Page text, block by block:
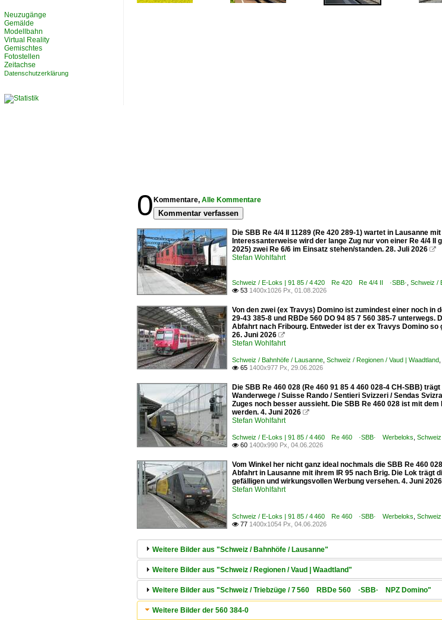
0 Kommentare, Alle Kommentare
Kommentar verfassen
Die SBB Re 4/4 II 11289 (Re 420 289-1) wartet in Lausanne
Interessanterweise wird der lange Zug nur von einer Re 4/4
2025) zwei Re 6/6 im Einsatz stehen/standen. 28. Juli 2026 
Stefan Wohlfahrt
Schweiz / E-Loks | 91 85 / 4 420 Re 420 Re 4/4 II ·SBB· Schweiz /
 53 1400x1026 Px, 01.08.2026
Von den zwei (ex Travys) Domino ist zumindest einer noch in
29-43 385-8 und RBDe 560 DO 94 85 7 560 385-7
Abfahrt nach Fribourg. Entweder ist der ex Travys Domino
26. Juni 2026 
Stefan Wohlfahrt
Schweiz / Bahnhöfe / Lausanne Schweiz / Regionen / Vaud | Waadtland
 65 1400x977 Px, 29.06.2026
Die SBB Re 460 028 (Re 460 91 85 4 460 028-4 CH-SBB)
Wanderwege / Suisse Rando / Sentieri Svizzeri / Sendas
Zuges noch besser aussieht. Die SBB Re 460 028 ist mit
werden. 4. Juni 2026 
Stefan Wohlfahrt
Schweiz / E-Loks | 91 85 / 4 460 Re 460 ·SBB· Werbeloks
 60 1400x990 Px, 04.06.2026
Vom Winkel her nicht ganz ideal nochmals die SBB Re 460
Abfahrt in Lausanne mit ihrem IR 95 nach Brig. Die Lok trägt
gefälligen und wirkungsvollen Werbung versehen. 4. Juni 2026
Stefan Wohlfahrt
Schweiz / E-Loks | 91 85 / 4 460 Re 460 ·SBB· Werbeloks
 77 1400x1054 Px, 04.06.2026
Weitere Bilder aus "Schweiz / Bahnhöfe / Lausanne"
Weitere Bilder aus "Schweiz / Regionen / Vaud | Waadtland"
Weitere Bilder aus "Schweiz / Triebzüge / 7 560 RBDe 560 ·SBB· NPZ Domino"
Weitere Bilder der 560 384-0
Neuzugänge
Gemälde
Modellbahn
Virtual Reality
Gemischtes
Fotostellen
Zeitachse
Datenschutzerklärung